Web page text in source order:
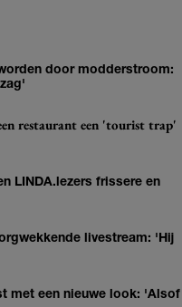
door modderstroom:
restaurant een 'tourist trap'
LINDA.lezers frissere en
livestream: 'Hij
met een nieuwe look: 'Alsof